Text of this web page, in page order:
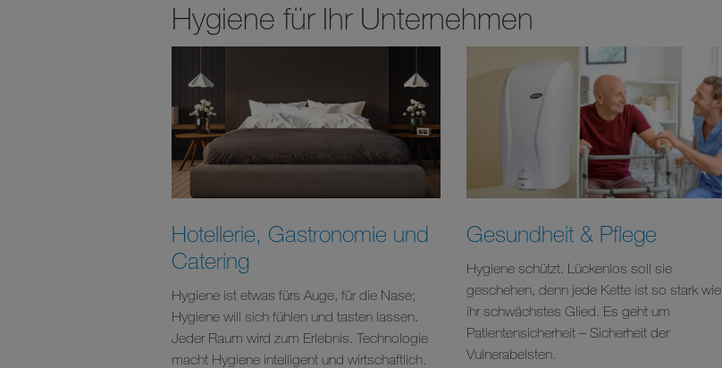
Hygiene für Ihr Unternehmen
Hotellerie, Gastronomie und
Catering
Hygiene ist etwas fürs Auge, für die Nase;
Hygiene will sich fühlen und tasten lassen.
Jeder Raum wird zum Erlebnis. Technologie
macht Hygiene intelligent und wirtschaftlich.
Gesundheit & Pflege
Hygiene schützt. Lückenlos soll sie
geschehen, denn jede Kette ist so stark wie
ihr schwächstes Glied. Es geht um
Patientensicherheit – Sicherheit der
Vulnerabelsten.